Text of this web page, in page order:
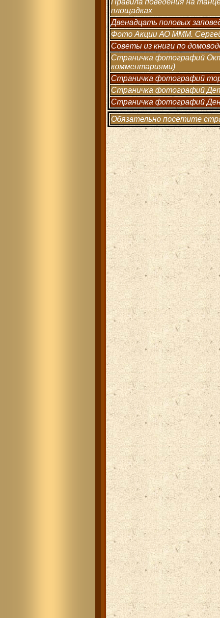
Правила поведения на
площадках
Двенадцать половых
Фото Акции АО МММ.
Советы из книги по
Страничка фотографий
комментариями)
Страничка фотографий
Страничка фотографий
Страничка фотографий
Обязательно посетите